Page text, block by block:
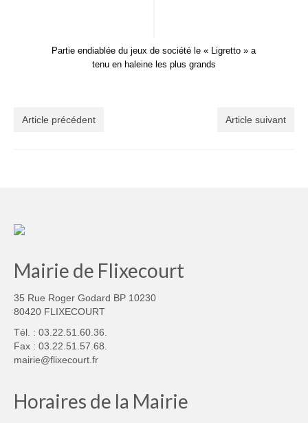
Partie endiablée du jeux de société le « Ligretto » a
tenu en haleine les plus grands
Article précédent Article suivant
Mairie de Flixecourt
35 Rue Roger Godard BP 10230
80420 FLIXECOURT
Tél. : 03.22.51.60.36.
Fax : 03.22.51.57.68.
mairie@flixecourt.fr
Horaires de la Mairie